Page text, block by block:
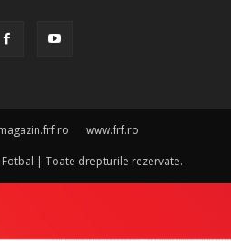
www.frf.ro
| Toate drepturile rezervate.